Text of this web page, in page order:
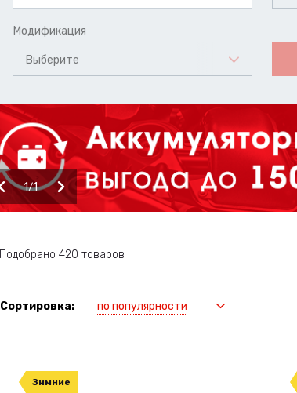
Модификация
Выберите
1 1
Подобрано 420 товаров
Сортировка: по популярности
Зимние